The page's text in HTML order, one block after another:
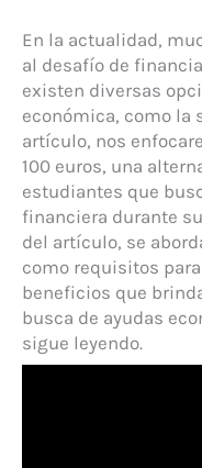
En la actualidad,
al desafío de
existen diversas
económica, como la
artículo, nos
100 euros, una
estudiantes que
financiera durante
del artículo, se
como requisitos
beneficios que
busca de ayudas
sigue leyendo.